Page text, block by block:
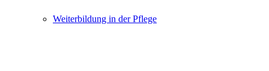
Weiterbildung in der Pflege